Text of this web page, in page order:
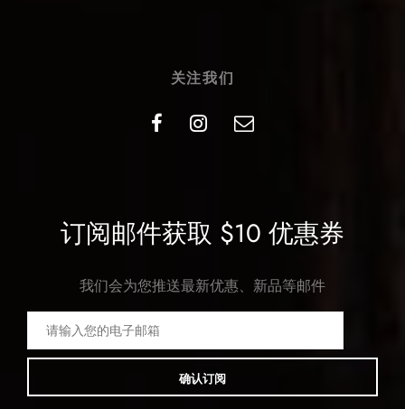
关注我们
订阅邮件获取 $10 优惠券
我们会为您推送最新优惠、新品等邮件
确认订阅